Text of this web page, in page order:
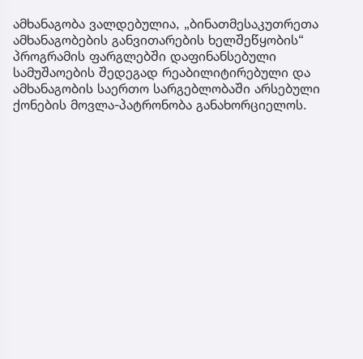
ამხანაგობა ვალდებულია, „ბინათმესაკუთრეთა
ამხანაგობების განვითარების ხელშეწყობის“
პროგრამის ფარგლებში დაფინანსებული
სამუშაოების შედეგად რეაბილიტირებული და
ამხანაგობის საერთო სარგებლობაში არსებული
ქონების მოვლა-პატრონობა განახორციელოს.